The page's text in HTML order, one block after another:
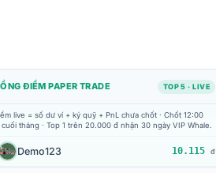
ĐIỂM PAPER TRADE TOP 5 · LIVE
live = số dư ví + ký quỹ + PnL chưa chốt · Chốt 12:00
tháng · Top 1 trên 20.000 đ nhận 30 ngày VIP Whale.
Demo123 10.115 đ